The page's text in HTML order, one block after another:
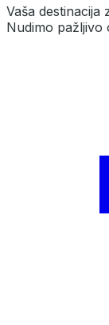
Vaša
Nudimo pažljivo